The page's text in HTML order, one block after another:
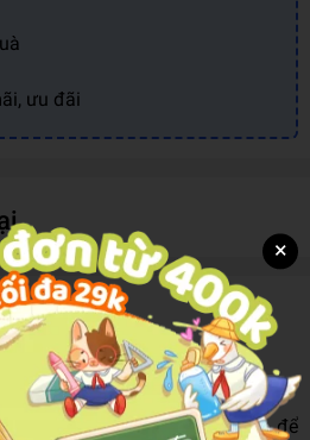
ưu đãi
“NÂNG CẤP” BẢN THÂN!
những ý tưởng và hoạt động để
×